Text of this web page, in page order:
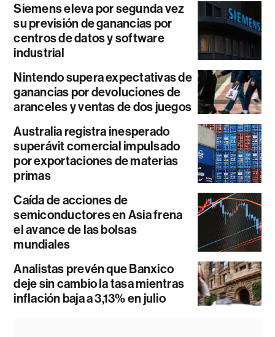
Siemens eleva por segunda vez
su previsión de ganancias por
centros de datos y software
industrial
Nintendo supera expectativas de
ganancias por devoluciones de
aranceles y ventas de dos juegos
Australia registra inesperado
superávit comercial impulsado
por exportaciones de materias
primas
Caída de acciones de
semiconductores en Asia frena
el avance de las bolsas
mundiales
Analistas prevén que Banxico
deje sin cambio la tasa mientras
inflación baja a 3,13% en julio